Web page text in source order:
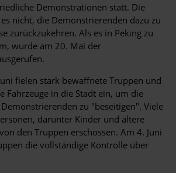
Demonstrationen statt. Die
nicht, die Demonstrierenden dazu zu
zurückzukehren. Als es in Peking zu
wurde am 20. Mai der
fielen stark bewaffnete Truppen und
Fahrzeuge in die Stadt ein, um die
zu "beseitigen". Viele
darunter Kinder und ältere
den Truppen erschossen. Am 4. Juni
die vollständige Kontrolle über